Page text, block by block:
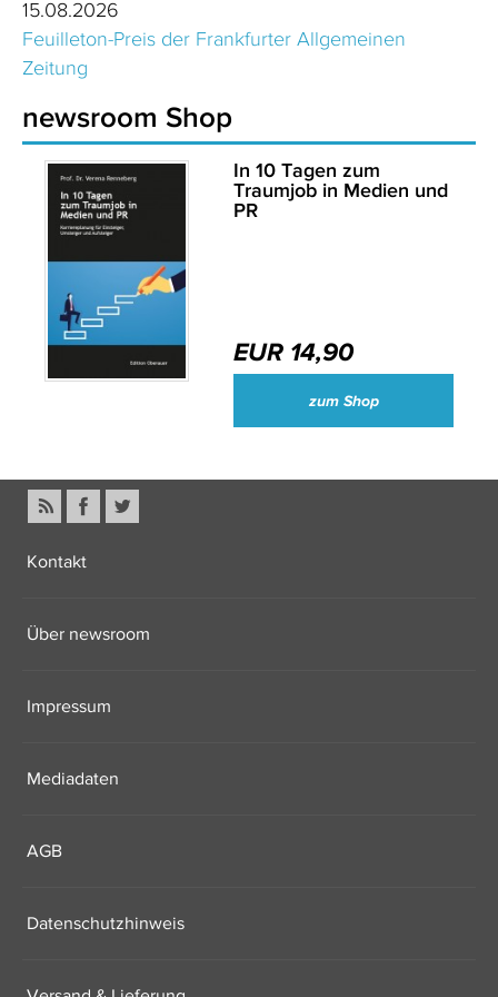
15.08.2026
Feuilleton-Preis der Frankfurter Allgemeinen
Zeitung
newsroom Shop
In 10 Tagen zum
Traumjob in Medien und
PR
EUR 14,90
zum Shop
Kontakt
Über newsroom
Impressum
Mediadaten
AGB
Datenschutzhinweis